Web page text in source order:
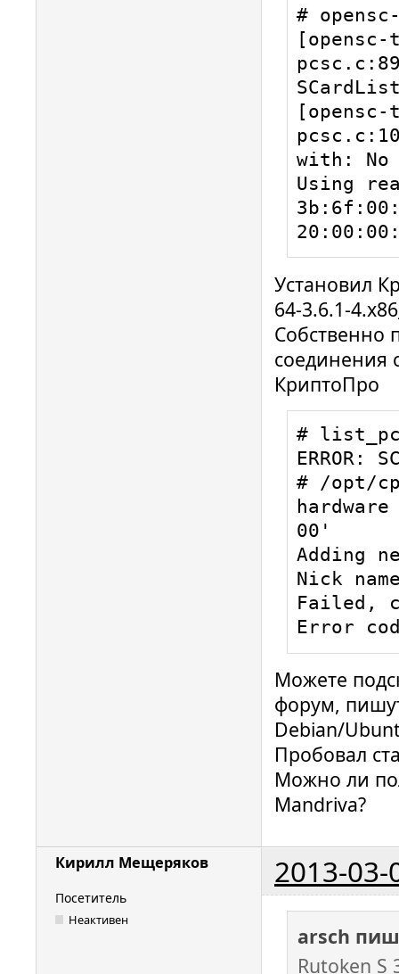
Looking
0x0020
Looking
0x003A
Looking
0x0C25
Looking
0x0002
Looking
0x0020
Looking
0x6211
Looking
0x0002
#
with: No
Using
Установил
64-3.6.1-
Собственно
соединения
КриптоПро
#
ERROR:
# /opt/
00'
Adding
Nick
Failed,
Error
Можете
форум,
Debian/
Пробовал
Можно ли
Mandriva?
Кирилл Мещеряков 2013-03-
Посетитель
Неактивен
arsch
Rutoken S